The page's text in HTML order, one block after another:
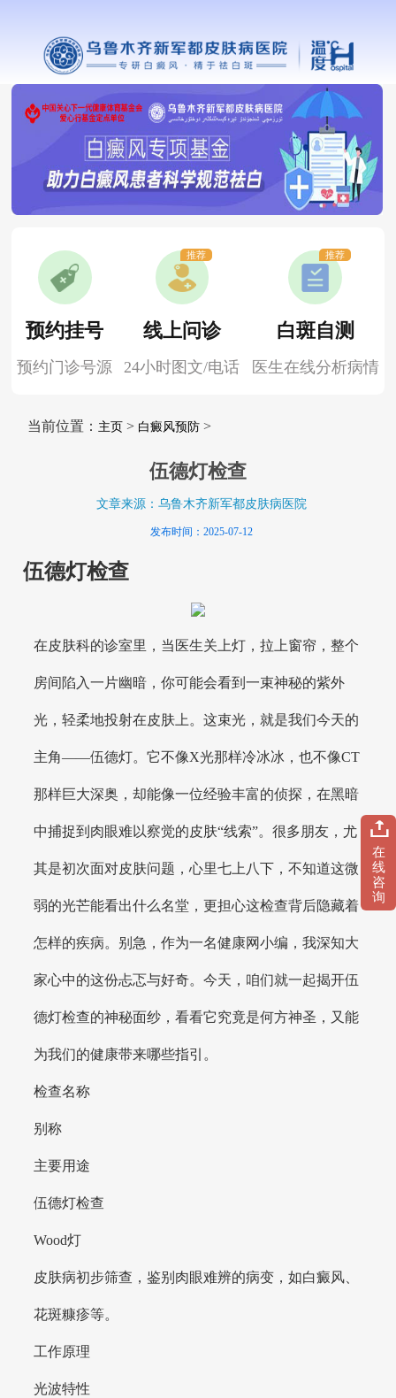
预约挂号
预约门诊号源
线上问诊
24小时图文/电话
推荐
白斑自测
医生在线分析病情
推荐
当前位置： 主页> 白癜风预防>
伍德灯检查
文章来源：乌鲁木齐新军都皮肤病医院
发布时间：2025-07-12
伍德灯检查
在皮肤科的诊室里，当医生关上灯，拉上窗帘，整个
房间陷入一片幽暗，你可能会看到一束神秘的紫外
光，轻柔地投射在皮肤上。这束光，就是我们今天的
主角——伍德灯。它不像X光那样冷冰冰，也不像CT
那样巨大深奥，却能像一位经验丰富的侦探，在黑暗
中捕捉到肉眼难以察觉的皮肤“线索”。很多朋友，尤
其是初次面对皮肤问题，心里七上八下，不知道这微
弱的光芒能看出什么名堂，更担心这检查背后隐藏着
怎样的疾病。别急，作为一名健康网小编，我深知大
家心中的这份忐忑与好奇。今天，咱们就一起揭开伍
德灯检查的神秘面纱，看看它究竟是何方神圣，又能
为我们的健康带来哪些指引。
检查名称
别称
主要用途
伍德灯检查
Wood灯
皮肤病初步筛查，鉴别肉眼难辨的病变，如白癜风、
花斑糠疹等。
工作原理
光波特性
在
线
咨
询